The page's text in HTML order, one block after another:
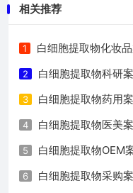
相关推荐
1 白细胞提取物化妆
2 白细胞提取物科研
3 白细胞提取物药用
4 白细胞提取物医美
5 白细胞提取物OEM
6 白细胞提取物采购